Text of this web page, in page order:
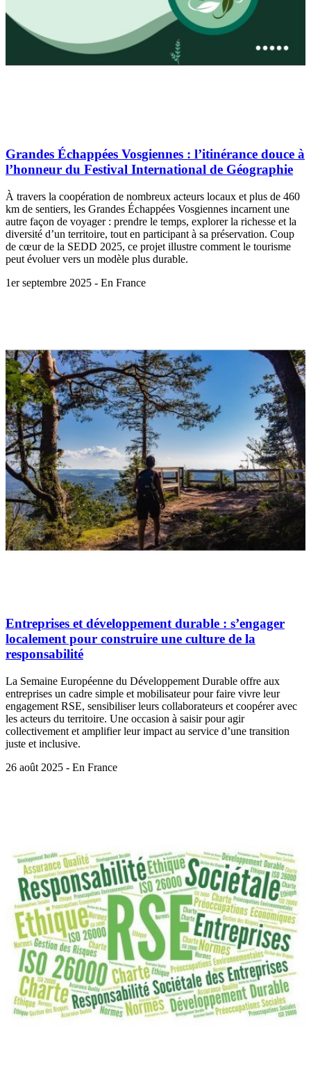
Grandes Échappées Vosgiennes : l’itinérance douce à
l’honneur du Festival International de Géographie
À travers la coopération de nombreux acteurs locaux et plus de 460
km de sentiers, les Grandes Échappées Vosgiennes incarnent une
autre façon de voyager : prendre le temps, explorer la richesse et la
diversité d’un territoire, tout en participant à sa préservation. Coup
de cœur de la SEDD 2025, ce projet illustre comment le tourisme
peut évoluer vers un modèle plus durable.
1er septembre 2025 - En France
Entreprises et développement durable : s’engager
localement pour construire une culture de la
responsabilité
La Semaine Européenne du Développement Durable offre aux
entreprises un cadre simple et mobilisateur pour faire vivre leur
engagement RSE, sensibiliser leurs collaborateurs et coopérer avec
les acteurs du territoire. Une occasion à saisir pour agir
collectivement et amplifier leur impact au service d’une transition
juste et inclusive.
26 août 2025 - En France